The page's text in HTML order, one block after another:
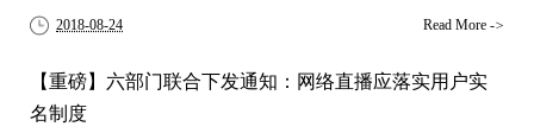
2018-08-24 Read More ->
【重磅】六部门联合下发通知：网络直播应落实用户实
名制度